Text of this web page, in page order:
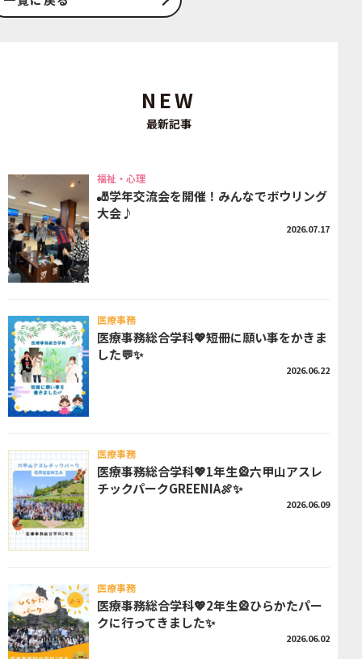
NEW
最新記事
福祉・心理
🎳学年交流会を開催！みんなでボウリング
大会♪
2026.07.17
医療事務
医療事務総合学科💖短冊に願い事をかきま
した💬✨
2026.06.22
医療事務
医療事務総合学科💖1年生🎡六甲山アスレ
チックパークGREENIA🍖✨
2026.06.09
医療事務
医療事務総合学科💖2年生🎡ひらかたパー
クに行ってきました✨
2026.06.02